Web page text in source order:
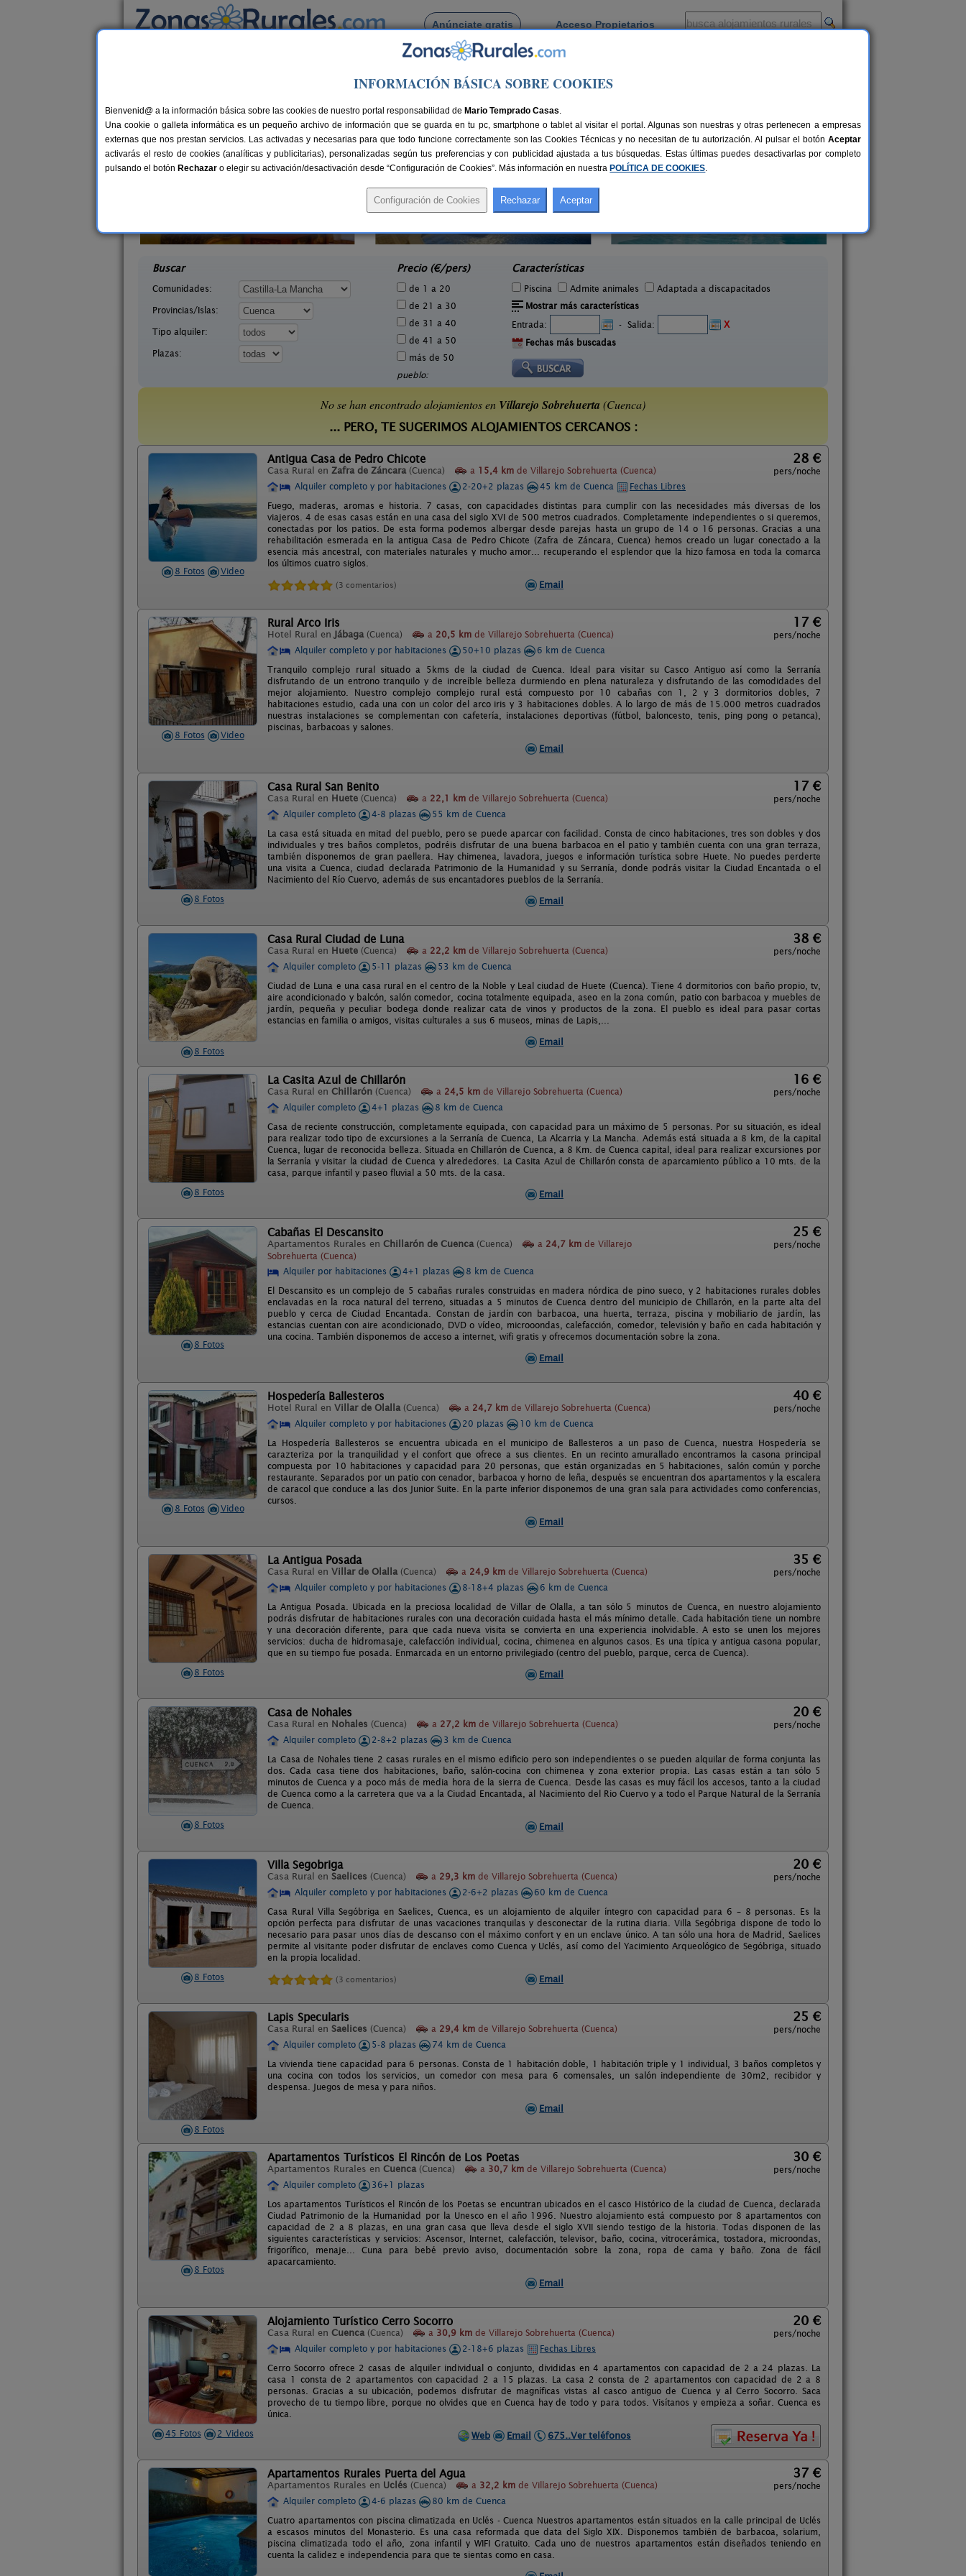
Anúnciate gratis Acceso Propietarios
Busca por pueblo
> Villarejo Sobrehuerta
Casas Rurales cerca de Villarejo Sobrehuerta
40 €
Casas Rurales La Fuente Vieja
Villanueva de la Jara
Buscar
Comunidades:
Provincias/Islas:
Tipo alquiler:
Plazas:
Precio (€/pers)
de 1 a 20
de 21 a 30
de 31 a 40
de 41 a 50
más de 50
pueblo:
Características
Piscina Admite animales
Adaptada a discapacitados
Mostrar más características
Entrada:
- Salida:
X
Fechas más buscadas
No se han encontrado alojamientos en Villarejo Sobrehuerta (Cuenca)
... PERO, TE SUGERIMOS ALOJAMIENTOS CERCANOS :
8 Fotos Video
Antigua Casa de Pedro Chicote
Casa Rural en Zafra de Záncara (Cuenca) a 15,4 km de Villarejo Sobrehuerta (Cuenca)
28 €
pers/noche
Alquiler completo y por habitaciones
2-20+2 plazas 45 km de Cuenca
Fechas Libres
Fuego, maderas, aromas e historia. 7 casas, con capacidades distintas para cumplir con las necesidades más diversas de los
viajeros. 4 de esas casas están en una casa del siglo XVI de 500 metros cuadrados. Completamente independientes o si queremos,
conectadas por los patios. De esta forma podemos albergar desde parejas hasta un grupo de 14 o 16 personas. Gracias a una
rehabilitación esmerada en la antigua Casa de Pedro Chicote (Zafra de Záncara, Cuenca) hemos creado un lugar conectado a la
esencia más ancestral, con materiales naturales y mucho amor... recuperando el esplendor que la hizo famosa en toda la comarca
los últimos cuatro siglos.
(3 comentarios) Email
8 Fotos Video
Rural Arco Iris
Hotel Rural enJábaga (Cuenca) a 20,5 km de Villarejo Sobrehuerta (Cuenca)
17 €
pers/noche
Alquiler completo y por habitaciones
50+10 plazas
6 km de Cuenca
Tranquilo complejo rural situado a 5kms de la ciudad de Cuenca. Ideal para visitar su Casco Antiguo así como la Serranía
disfrutando de un entrono tranquilo y de increíble belleza durmiendo en plena naturaleza y disfrutando de las comodidades del
mejor alojamiento. Nuestro complejo complejo rural está compuesto por 10 cabañas con 1, 2 y 3 dormitorios dobles, 7
habitaciones estudio, cada una con un color del arco iris y 3 habitaciones dobles. A lo largo de más de 15.000 metros cuadrados
nuestras instalaciones se complementan con cafetería, instalaciones deportivas (fútbol, baloncesto, tenis, ping pong o petanca),
piscinas, barbacoas y salones.
Email
8 Fotos
Casa Rural San Benito
Casa Rural en Huete (Cuenca) a 22,1 km de Villarejo Sobrehuerta (Cuenca)
17 €
pers/noche
Alquiler completo
4-8 plazas
55 km de Cuenca
La casa está situada en mitad del pueblo, pero se puede aparcar con facilidad. Consta de cinco habitaciones, tres son dobles y dos
individuales y tres baños completos, podréis disfrutar de una buena barbacoa en el patio y también cuenta con una gran terraza,
también disponemos de gran paellera. Hay chimenea, lavadora, juegos e información turística sobre Huete. No puedes perderte
una visita a Cuenca, ciudad declarada Patrimonio de la Humanidad y su Serranía, donde podrás visitar la Ciudad Encantada o el
Nacimiento del Río Cuervo, además de sus encantadores pueblos de la Serranía.
Email
8 Fotos
Casa Rural Ciudad de Luna
Casa Rural en Huete (Cuenca) a 22,2 km de Villarejo Sobrehuerta (Cuenca)
38 €
pers/noche
Alquiler completo
5-11 plazas
53 km de Cuenca
Ciudad de Luna e una casa rural en el centro de la Noble y Leal ciudad de Huete (Cuenca). Tiene 4 dormitorios con baño propio, tv,
aire acondicionado y balcón, salón comedor, cocina totalmente equipada, aseo en la zona común, patio con barbacoa y muebles de
jardín, pequeña y peculiar bodega donde realizar cata de vinos y productos de la zona. El pueblo es ideal para pasar cortas
estancias en familia o amigos, visitas culturales a sus 6 museos, minas de Lapis,...
Email
8 Fotos
La Casita Azul de Chillarón
Casa Rural en Chillarón (Cuenca) a 24,5 km de Villarejo Sobrehuerta (Cuenca)
16 €
pers/noche
Alquiler completo
4+1 plazas
8 km de Cuenca
Casa de reciente construcción, completamente equipada, con capacidad para un máximo de 5 personas. Por su situación, es ideal
para realizar todo tipo de excursiones a la Serranía de Cuenca, La Alcarria y La Mancha. Además está situada a 8 km, de la capital
Cuenca, lugar de reconocida belleza. Situada en Chillarón de Cuenca, a 8 Km. de Cuenca capital, ideal para realizar excursiones por
la Serranía y visitar la ciudad de Cuenca y alrededores. La Casita Azul de Chillarón consta de aparcamiento público a 10 mts. de la
casa, parque infantil y paseo fluvial a 50 mts. de la casa.
Email
8 Fotos
Cabañas El Descansito
Apartamentos Rurales en Chillarón de Cuenca (Cuenca) a 24,7 km de Villarejo
Sobrehuerta (Cuenca)
25 €
pers/noche
Alquiler por habitaciones 4+1 plazas
8 km de Cuenca
El Descansito es un complejo de 5 cabañas rurales construidas en madera nórdica de pino sueco, y 2 habitaciones rurales dobles
enclavadas en la roca natural del terreno, situadas a 5 minutos de Cuenca dentro del municipio de Chillarón, en la parte alta del
pueblo y cerca de Ciudad Encantada. Constan de jardín con barbacoa, una huerta, terraza, piscina y mobiliario de jardín, las
estancias cuentan con aire acondicionado, DVD o vídeo, microoondas, calefacción, comedor, televisión y baño en cada habitación y
una cocina. También disponemos de acceso a internet, wifi gratis y ofrecemos documentación sobre la zona.
Email
8 Fotos Video
Hospedería Ballesteros
Hotel Rural en Villar de Olalla (Cuenca) a 24,7 km de Villarejo Sobrehuerta (Cuenca)
40 €
pers/noche
Alquiler completo y por habitaciones
20 plazas
10 km de Cuenca
La Hospedería Ballesteros se encuentra ubicada en el municipo de Ballesteros a un paso de Cuenca, nuestra Hospedería se
carazteriza por la tranquilidad y el confort que ofrece a sus clientes. En un recinto amurallado encontramos la casona principal
compuesta por 10 habitaciones y capacidad para 20 personas, que están organizadas en 5 habitaciones, salón común y porche
restaurante. Separados por un patio con cenador, barbacoa y horno de leña, después se encuentran dos apartamentos y la escalera
de caracol que conduce a las dos Junior Suite. En la parte inferior disponemos de una gran sala para actividades como conferencias,
cursos.
Email
8 Fotos
La Antigua Posada
Casa Rural en Villar de Olalla (Cuenca) a 24,9 km de Villarejo Sobrehuerta (Cuenca)
35 €
pers/noche
Alquiler completo y por habitaciones
8-18+4 plazas
6 km de Cuenca
La Antigua Posada. Ubicada en la preciosa localidad de Villar de Olalla, a tan sólo 5 minutos de Cuenca, en nuestro alojamiento
podrás disfrutar de habitaciones rurales con una decoración cuidada hasta el más mínimo detalle. Cada habitación tiene un nombre
y una decoración diferente, para que cada nueva visita se convierta en una experiencia inolvidable. A esto se unen los mejores
servicios: ducha de hidromasaje, calefacción individual, cocina, chimenea en algunos casos. Es una típica y antigua casona popular,
que en su tiempo fue posada. Enmarcada en un entorno privilegiado (centro del pueblo, parque, cerca de Cuenca).
Email
8 Fotos
Casa de Nohales
Casa Rural en Nohales (Cuenca) a 27,2 km de Villarejo Sobrehuerta (Cuenca)
20 €
pers/noche
Alquiler completo
2-8+2 plazas
3 km de Cuenca
La Casa de Nohales tiene 2 casas rurales en el mismo edificio pero son independientes o se pueden alquilar de forma conjunta las
dos. Cada casa tiene dos habitaciones, baño, salón-cocina con chimenea y zona exterior propia. Las casas están a tan sólo 5
minutos de Cuenca y a poco más de media hora de la sierra de Cuenca. Desde las casas es muy fácil los accesos, tanto a la ciudad
de Cuenca como a la carretera que va a la Ciudad Encantada, al Nacimiento del Rio Cuervo y a todo el Parque Natural de la Serranía
de Cuenca.
Email
8 Fotos
Villa Segobriga
Casa Rural en Saelices (Cuenca) a 29,3 km de Villarejo Sobrehuerta (Cuenca)
20 €
pers/noche
Alquiler completo y por habitaciones
2-6+2 plazas
60 km de Cuenca
Casa Rural Villa Segóbriga en Saelices, Cuenca, es un alojamiento de alquiler íntegro con capacidad para 6 – 8 personas. Es la
opción perfecta para disfrutar de unas vacaciones tranquilas y desconectar de la rutina diaria. Villa Segóbriga dispone de todo lo
necesario para pasar unos días de descanso con el máximo confort y en un enclave único. A tan sólo una hora de Madrid, Saelices
permite al visitante poder disfrutar de enclaves como Cuenca y Uclés, así como del Yacimiento Arqueológico de Segóbriga, situado
en la propia localidad.
(3 comentarios) Email
8 Fotos
Lapis Specularis
Casa Rural en Saelices (Cuenca) a 29,4 km de Villarejo Sobrehuerta (Cuenca)
25 €
pers/noche
Alquiler completo
5-8 plazas
74 km de Cuenca
La vivienda tiene capacidad para 6 personas. Consta de 1 habitación doble, 1 habitación triple y 1 individual, 3 baños completos y
una cocina con todos los servicios, un comedor con mesa para 6 comensales, un salón independiente de 30m2, recibidor y
despensa. Juegos de mesa y para niños.
Email
8 Fotos
Apartamentos Turísticos El Rincón de Los Poetas
Apartamentos Rurales en Cuenca (Cuenca) a 30,7 km de Villarejo Sobrehuerta (Cuenca)
30 €
pers/noche
Alquiler completo
36+1 plazas
Los apartamentos Turísticos el Rincón de los Poetas se encuntran ubicados en el casco Histórico de la ciudad de Cuenca, declarada
Ciudad Patrimonio de la Humanidad por la Unesco en el año 1996. Nuestro alojamiento está compuesto por 8 apartamentos con
capacidad de 2 a 8 plazas, en una gran casa que lleva desde el siglo XVII siendo testigo de la historia. Todas disponen de las
siguientes características y servicios: Ascensor, Internet, calefacción, televisor, baño, cocina, vitrocerámica, tostadora, microondas,
frigorífico, menaje... Cuna para bebé previo aviso, documentación sobre la zona, ropa de cama y baño. Zona de fácil
apacarcamiento.
Email
45 Fotos 2 Videos
Alojamiento Turístico Cerro Socorro
Casa Rural en Cuenca (Cuenca) a 30,9 km de Villarejo Sobrehuerta (Cuenca)
20 €
pers/noche
Alquiler completo y por habitaciones
2-18+6 plazas
Fechas Libres
Cerro Socorro ofrece 2 casas de alquiler individual o conjunto, divididas en 4 apartamentos con capacidad de 2 a 24 plazas. La
casa 1 consta de 2 apartamentos con capacidad 2 a 15 plazas. La casa 2 consta de 2 apartamentos con capacidad de 2 a 8
personas. Gracias a su ubicación, podemos disfrutar de magníficas vistas al casco antiguo de Cuenca y al Cerro Socorro. Saca
provecho de tu tiempo libre, porque no olvides que en Cuenca hay de todo y para todos. Visítanos y empieza a soñar. Cuenca es
única.
Web
Email 675..Ver teléfonos
Apartamentos Rurales Puerta del Agua
Apartamentos Rurales en Uclés (Cuenca) a 32,2 km de Villarejo Sobrehuerta (Cuenca)
37 €
pers/noche
Alquiler completo
4-6 plazas
80 km de Cuenca
Cuatro apartamentos con piscina climatizada en Uclés - Cuenca Nuestros apartamentos están situados en la calle principal de Uclés
a escasos minutos del Monasterio. Es una casa reformada que data del Siglo XIX. Disponemos también de barbacoa, solarium,
piscina climatizada todo el año, zona infantil y WIFI Gratuito. Cada uno de nuestros apartamentos están diseñados teniendo en
cuenta la calidez e independencia para que te sientas como en casa.
INFORMACIÓN BÁSICA SOBRE COOKIES
Bienvenid@ a la información básica sobre las cookies de nuestro portal responsabilidad de Mario Temprado Casas.
Una cookie o galleta informática es un pequeño archivo de información que se guarda en tu pc, smartphone o tablet al visitar el portal. Algunas son nuestras y otras pertenecen a empresas
externas que nos prestan servicios. Las activadas y necesarias para que todo funcione correctamente son las Cookies Técnicas y no necesitan de tu autorización. Al pulsar el botón Aceptar
activarás el resto de cookies (analíticas y publicitarias), personalizadas según tus preferencias y con publicidad ajustada a tus búsquedas. Estas últimas puedes desactivarlas por completo
pulsando el botón Rechazar o elegir su activación/desactivación desde “Configuración de Cookies”. Más información en nuestra POLÍTICA DE COOKIES.